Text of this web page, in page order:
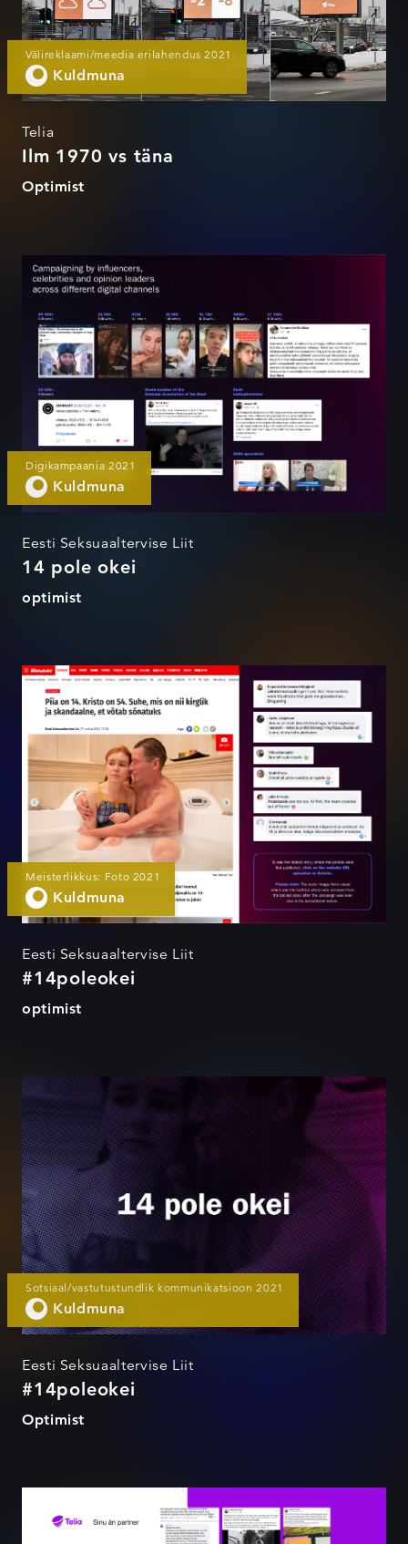
Välireklaami/meedia erilahendus 2021
Kuldmuna
Telia
Ilm 1970 vs täna
Optimist
14 pole okei
Digikampaania 2021
Kuldmuna
Eesti Seksuaaltervise Liit
14 pole okei
optimist
#14poleokei
Meisterlikkus: Foto 2021
Kuldmuna
Eesti Seksuaaltervise Liit
#14poleokei
optimist
#14poleokei
Sotsiaal/vastutustundlik kommunikatsioon 2021
Kuldmuna
Eesti Seksuaaltervise Liit
#14poleokei
Optimist
Meelis The CEO